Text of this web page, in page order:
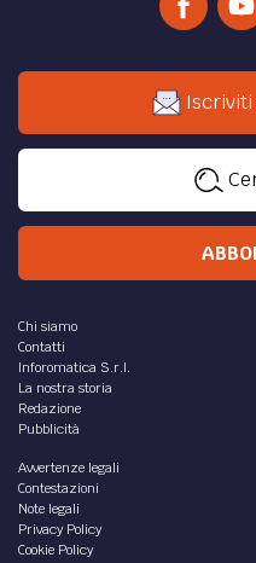
Chi siamo
Contatti
Inforomatica S.r.l.
La nostra storia
Redazione
Pubblicità
Avvertenze legali
Contestazioni
Note legali
Privacy Policy
Cookie Policy